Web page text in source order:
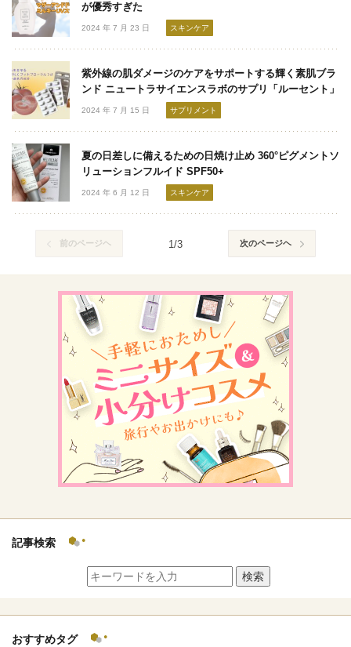
が優秀すぎた
2024 年 7 月 23 日 スキンケア
紫外線の肌ダメージのケアをサポートする輝く素肌ブラ
ンド ニュートラサイエンスラボのサプリ「ルーセント」
2024 年 7 月 15 日 サプリメント
夏の日差しに備えるための日焼け止め 360°ピグメントソ
リューションフルイド SPF50+
2024 年 6 月 12 日 スキンケア
前のページヘ 1/3 次のページヘ
記事検索
検索
おすすめタグ